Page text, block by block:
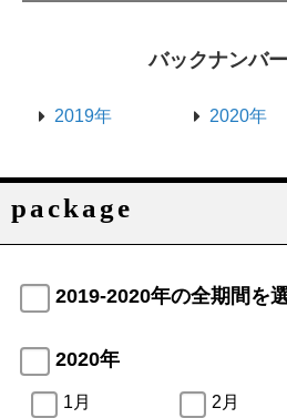
バックナンバ
2019年 2020年
package
2019-2020年の全期間を
2020年
1月 2月